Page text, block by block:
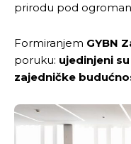
prirodu pod
Formiranjem GYBN
poruku: ujedinjeni
zajedničke